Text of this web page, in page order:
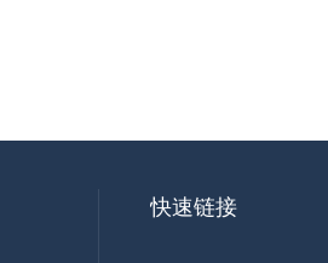
快速链接